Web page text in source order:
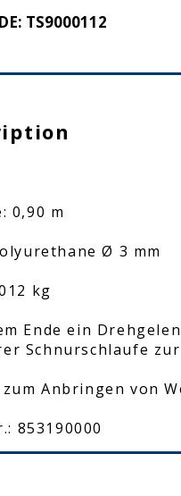
TS9000112
0,90 m
Ø 3 mm
kg
Ende ein
Schnurschlaufe
Anbringen von
853190000